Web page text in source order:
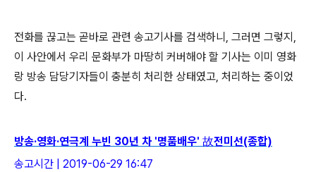
전화를 끊고는 곧바로 관련 송고기사를 검색하니, 그러면 그렇지,
이 사안에서 우리 문화부가 마땅히 커버해야 할 기사는 이미 영화
랑 방송 담당기자들이 충분히 처리한 상태였고, 처리하는 중이었
다.
방송·영화·연극계 누빈 30년 차 '명품배우' 故전미선(종합)
송고시간 | 2019-06-29 16:47